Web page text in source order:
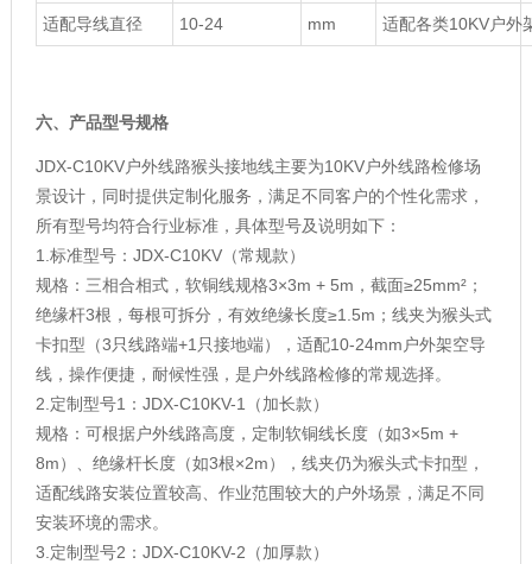
适配导线直径 10-24 mm 适配各类10KV户外
六、产品型号规格
JDX-C10KV户外线路猴头接地线主要为10KV户外线路检修场
景设计，同时提供定制化服务，满足不同客户的个性化需求，
所有型号均符合行业标准，具体型号及说明如下：
1.标准型号：JDX-C10KV（常规款）
规格：三相合相式，软铜线规格3×3m + 5m，截面≥25mm²；
绝缘杆3根，每根可拆分，有效绝缘长度≥1.5m；线夹为猴头式
卡扣型（3只线路端+1只接地端），适配10-24mm户外架空导
线，操作便捷，耐候性强，是户外线路检修的常规选择。
2.定制型号1：JDX-C10KV-1（加长款）
规格：可根据户外线路高度，定制软铜线长度（如3×5m +
8m）、绝缘杆长度（如3根×2m），线夹仍为猴头式卡扣型，
适配线路安装位置较高、作业范围较大的户外场景，满足不同
安装环境的需求。
3.定制型号2：JDX-C10KV-2（加厚款）